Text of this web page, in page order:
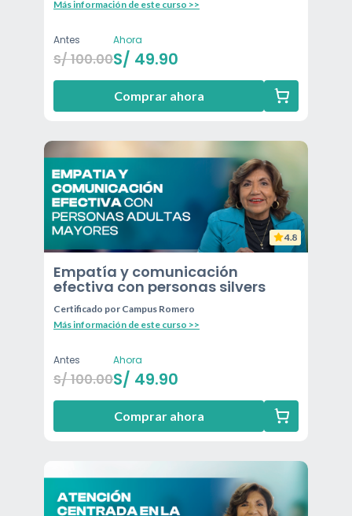
Más información de este curso >>
Antes
S/100.00
Ahora
S/ 49.90
Comprar ahora
4.8
Empatía y comunicación
efectiva con personas silvers
Certificado por Campus Romero
Más información de este curso >>
Antes
S/100.00
Ahora
S/ 49.90
Comprar ahora